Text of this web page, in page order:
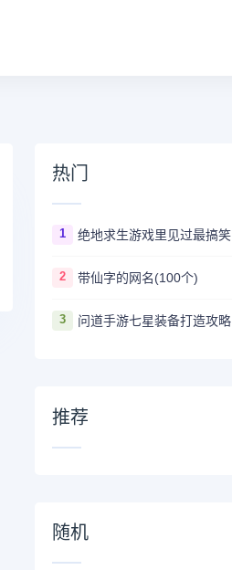
热门
1
2 带仙字的网名(100个)
3 问道手游七星装备打造攻略
推荐
随机